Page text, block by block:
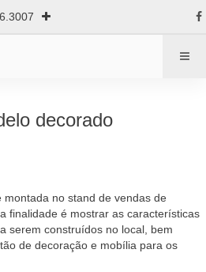
decorado
no stand de vendas de
finalidade é mostrar as características
serem construídos no local, bem
de decoração e mobília para os